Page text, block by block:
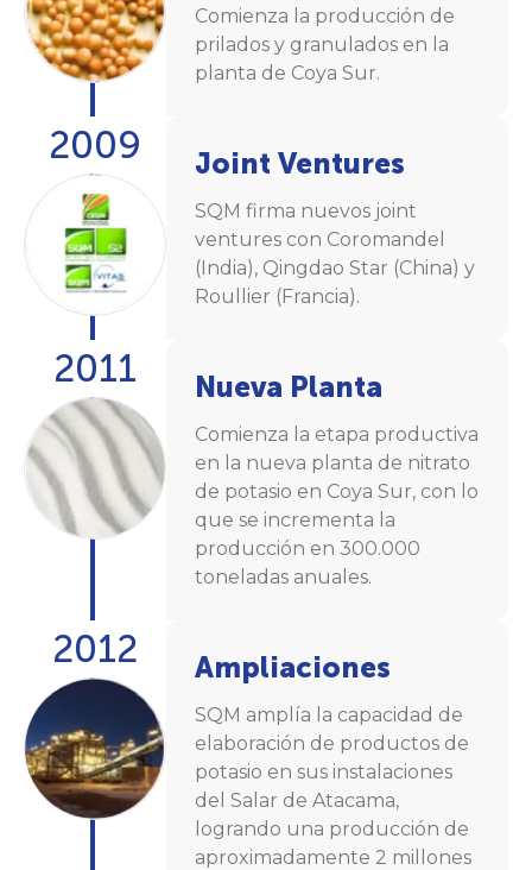
Comienza la producción de
prilados y granulados en la
planta de Coya Sur.
2009 Joint Ventures
SQM firma nuevos joint
ventures con Coromandel
(India), Qingdao Star (China) y
Roullier (Francia).
2011 Nueva Planta
Comienza la etapa productiva
en la nueva planta de nitrato
de potasio en Coya Sur, con lo
que se incrementa la
producción en 300.000
toneladas anuales.
2012 Ampliaciones
SQM amplía la capacidad de
elaboración de productos de
potasio en sus instalaciones
del Salar de Atacama,
logrando una producción de
aproximadamente 2 millones